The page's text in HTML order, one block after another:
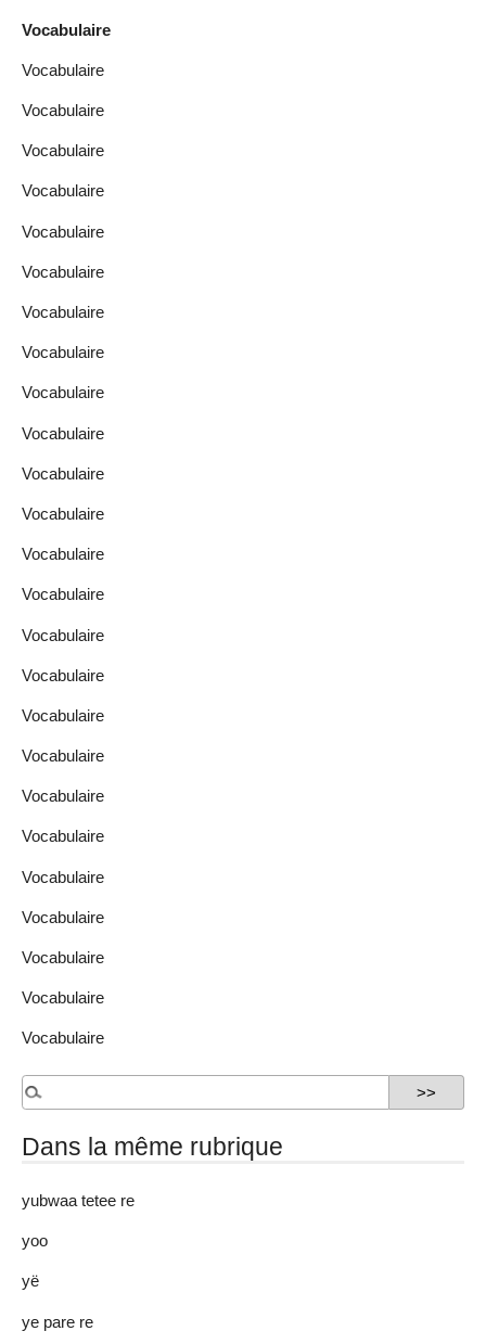
Vocabulaire
Vocabulaire
Vocabulaire
Vocabulaire
Vocabulaire
Vocabulaire
Vocabulaire
Vocabulaire
Vocabulaire
Vocabulaire
Vocabulaire
Vocabulaire
Vocabulaire
Vocabulaire
Vocabulaire
Vocabulaire
Vocabulaire
Vocabulaire
Vocabulaire
Vocabulaire
Vocabulaire
Vocabulaire
Vocabulaire
Vocabulaire
Vocabulaire
Vocabulaire
Dans la même rubrique
yubwaa tetee re
yoo
yë
ye pare re